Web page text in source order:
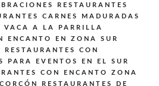
RESTAURANTES
CARNES MADURADAS
VACA A LA PARRILLA
ENCANTO EN ZONA SUR
RESTAURANTES CON
PARA EVENTOS EN EL SUR
CON ENCANTO ZONA
RESTAURANTES DE